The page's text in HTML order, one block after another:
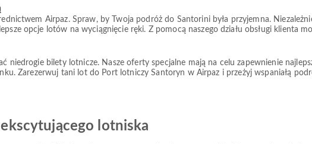
Airpaz. Spraw, by Twoja podróż do Santorini była przyjemna.
opcje lotów na wyciągnięcie ręki. Z pomocą naszego działu obsługi klienta
bilety lotnicze. Nasze oferty specjalne mają na celu zapewnienie
Zarezerwuj tani lot do Port lotniczy Santoryn w Airpaz i przeżyj wspaniałą
lotniska